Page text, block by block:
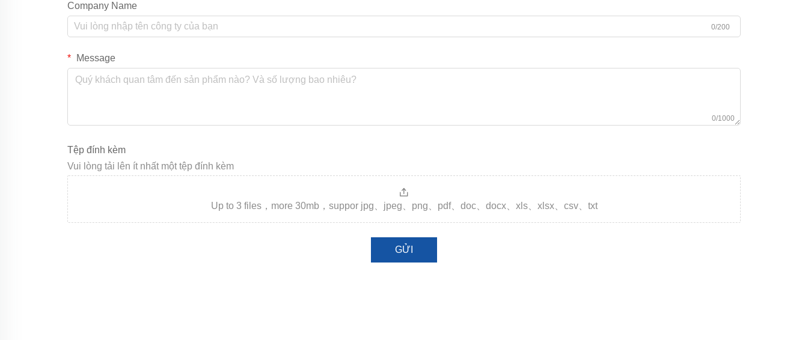
Company Name
0/200
Message
0/1000
Tệp đính kèm
Vui lòng tải lên ít nhất một tệp đính kèm
Up to 3 files，more 30mb，suppor jpg、jpeg、png、pdf、doc、docx、xls、xlsx、csv、txt
GỬI